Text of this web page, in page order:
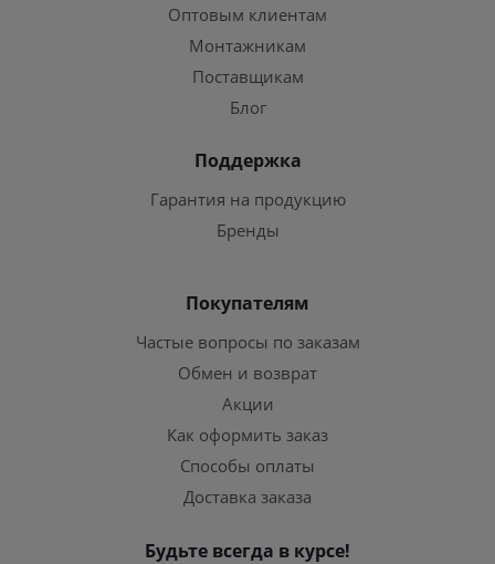
Оптовым клиентам
Монтажникам
Поставщикам
Блог
Поддержка
Гарантия на продукцию
Бренды
Покупателям
Частые вопросы по заказам
Обмен и возврат
Акции
Как оформить заказ
Способы оплаты
Доставка заказа
Будьте всегда в курсе!